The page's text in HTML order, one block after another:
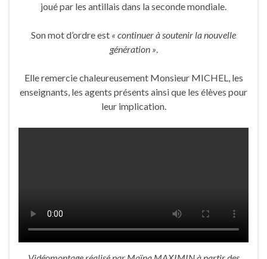
joué par les antillais dans la seconde mondiale.
Son mot d’ordre est « continuer à soutenir la nouvelle
génération ».
Elle remercie chaleureusement Monsieur MICHEL, les
enseignants, les agents présents ainsi que les élèves pour
leur implication.